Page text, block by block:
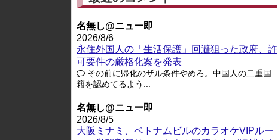
名無し@ニュー即
2026/8/6
永住外国人の「生活保護」回避狙った政府、許
可要件の厳格化案を発表
その前に帰化のザル条件やめろ。中国人の二重国
籍を認めてるよう...
名無し@ニュー即
2026/8/5
大阪ミナミ、ベトナムビルのカラオケVIPルー